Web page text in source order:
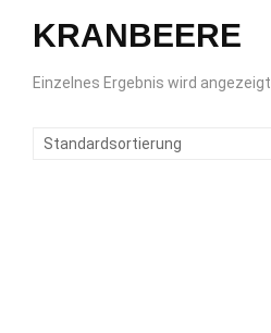
KRANBEERE
Einzelnes Ergebnis wird angezeigt